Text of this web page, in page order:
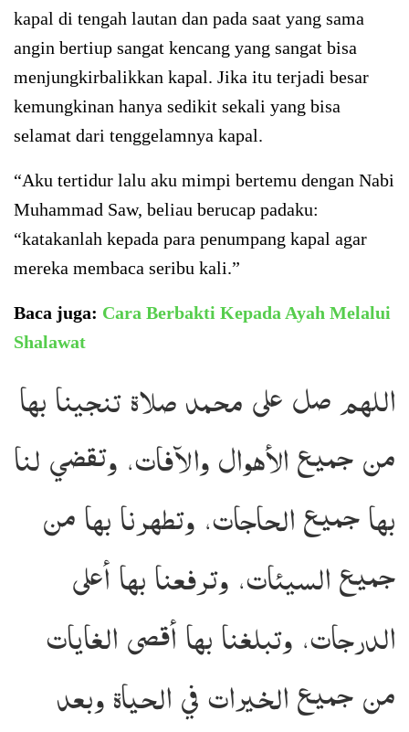
kapal di tengah lautan dan pada saat yang sama
angin bertiup sangat kencang yang sangat bisa
menjungkirbalikkan kapal. Jika itu terjadi besar
kemungkinan hanya sedikit sekali yang bisa
selamat dari tenggelamnya kapal.
“Aku tertidur lalu aku mimpi bertemu dengan Nabi
Muhammad Saw, beliau berucap padaku:
“katakanlah kepada para penumpang kapal agar
mereka membaca seribu kali.”
Baca juga: Cara Berbakti Kepada Ayah Melalui
Shalawat
اللهم صل على محمد صلاة تنجينا بها
من جميع الأهوال والآفات، وتقضي لنا
بها جميع الحاجات، وتطهرنا بها من
جميع السيئات، وترفعنا بها أعلى
الدرجات، وتبلغنا بها أقصى الغايات
من جميع الخيرات في الحياة وبعد